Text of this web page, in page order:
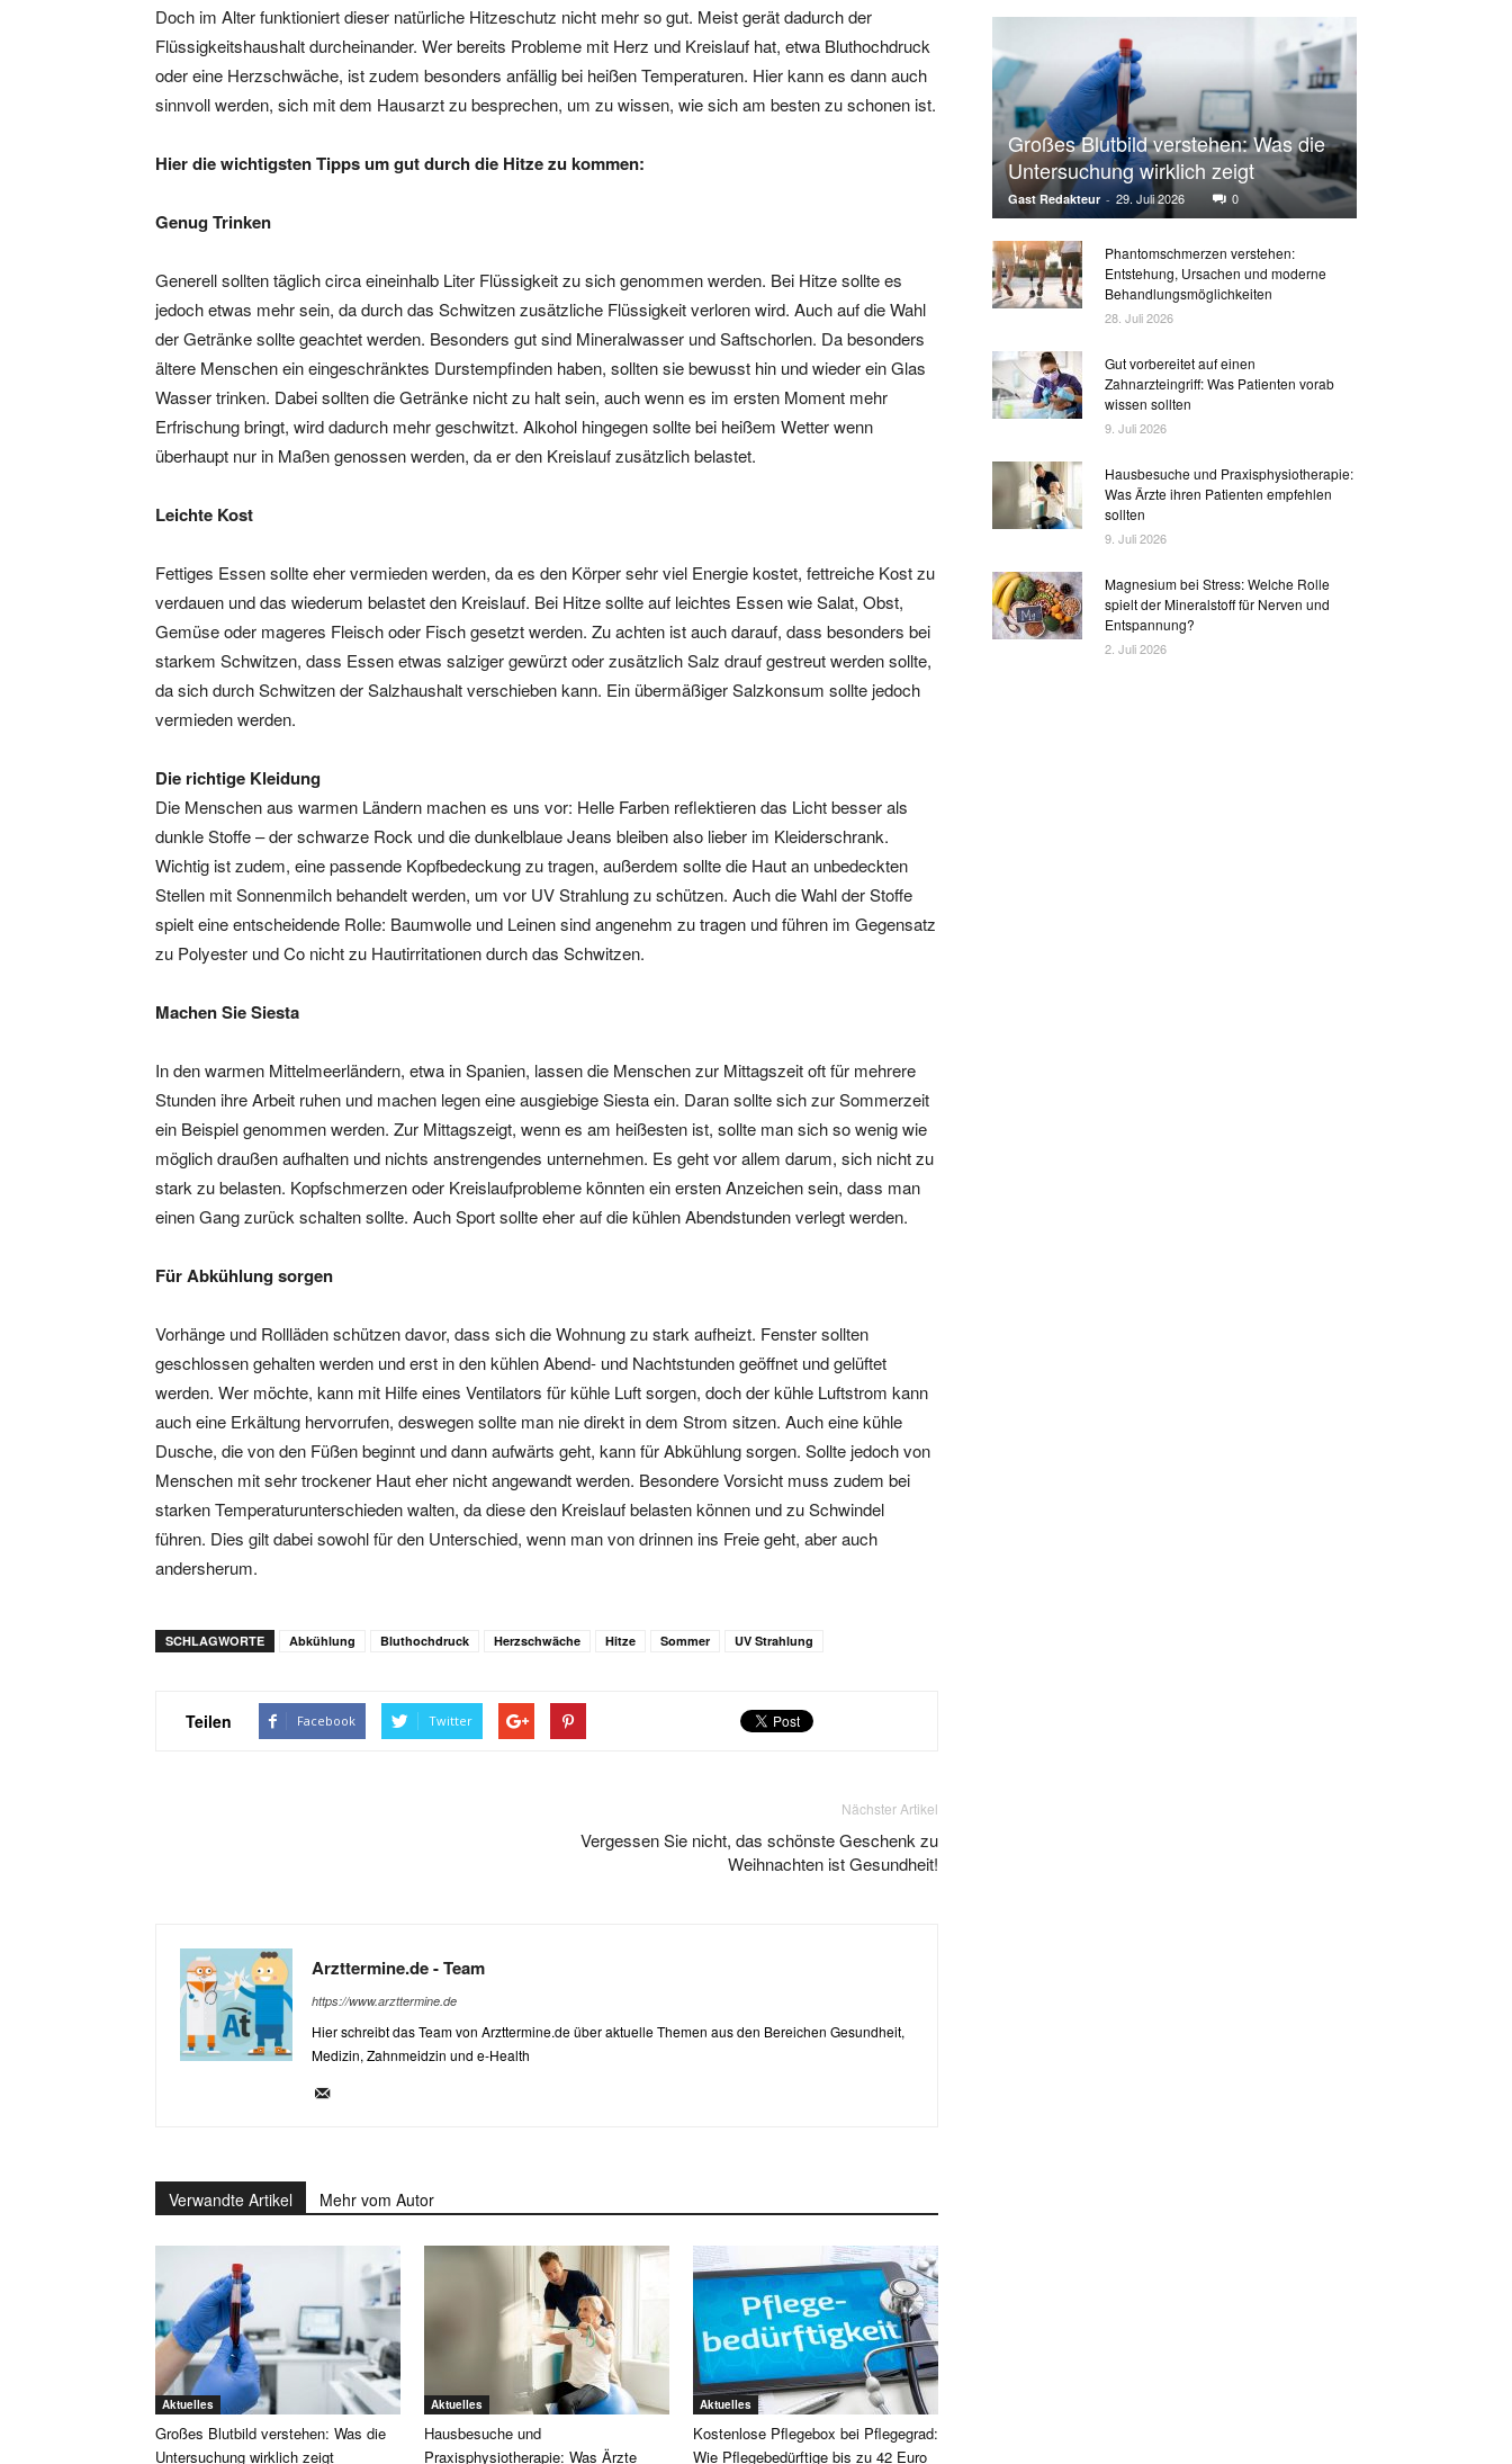
Doch im Alter funktioniert dieser natürliche Hitzeschutz nicht mehr so gut. Meist gerät dadurch der
Flüssigkeitshaushalt durcheinander. Wer bereits Probleme mit Herz und Kreislauf hat, etwa Bluthochdruck
oder eine Herzschwäche, ist zudem besonders anfällig bei heißen Temperaturen. Hier kann es dann auch
sinnvoll werden, sich mit dem Hausarzt zu besprechen, um zu wissen, wie sich am besten zu schonen ist.
Hier die wichtigsten Tipps um gut durch die Hitze zu kommen:
Genug Trinken
Generell sollten täglich circa eineinhalb Liter Flüssigkeit zu sich genommen werden. Bei Hitze sollte es
jedoch etwas mehr sein, da durch das Schwitzen zusätzliche Flüssigkeit verloren wird. Auch auf die Wahl
der Getränke sollte geachtet werden. Besonders gut sind Mineralwasser und Saftschorlen. Da besonders
ältere Menschen ein eingeschränktes Durstempfinden haben, sollten sie bewusst hin und wieder ein Glas
Wasser trinken. Dabei sollten die Getränke nicht zu halt sein, auch wenn es im ersten Moment mehr
Erfrischung bringt, wird dadurch mehr geschwitzt. Alkohol hingegen sollte bei heißem Wetter wenn
überhaupt nur in Maßen genossen werden, da er den Kreislauf zusätzlich belastet.
Leichte Kost
Fettiges Essen sollte eher vermieden werden, da es den Körper sehr viel Energie kostet, fettreiche Kost zu
verdauen und das wiederum belastet den Kreislauf. Bei Hitze sollte auf leichtes Essen wie Salat, Obst,
Gemüse oder mageres Fleisch oder Fisch gesetzt werden. Zu achten ist auch darauf, dass besonders bei
starkem Schwitzen, dass Essen etwas salziger gewürzt oder zusätzlich Salz drauf gestreut werden sollte,
da sich durch Schwitzen der Salzhaushalt verschieben kann. Ein übermäßiger Salzkonsum sollte jedoch
vermieden werden.
Die richtige Kleidung
Die Menschen aus warmen Ländern machen es uns vor: Helle Farben reflektieren das Licht besser als
dunkle Stoffe – der schwarze Rock und die dunkelblaue Jeans bleiben also lieber im Kleiderschrank.
Wichtig ist zudem, eine passende Kopfbedeckung zu tragen, außerdem sollte die Haut an unbedeckten
Stellen mit Sonnenmilch behandelt werden, um vor UV Strahlung zu schützen. Auch die Wahl der Stoffe
spielt eine entscheidende Rolle: Baumwolle und Leinen sind angenehm zu tragen und führen im Gegensatz
zu Polyester und Co nicht zu Hautirritationen durch das Schwitzen.
Machen Sie Siesta
In den warmen Mittelmeerländern, etwa in Spanien, lassen die Menschen zur Mittagszeit oft für mehrere
Stunden ihre Arbeit ruhen und machen legen eine ausgiebige Siesta ein. Daran sollte sich zur Sommerzeit
ein Beispiel genommen werden. Zur Mittagszeigt, wenn es am heißesten ist, sollte man sich so wenig wie
möglich draußen aufhalten und nichts anstrengendes unternehmen. Es geht vor allem darum, sich nicht zu
stark zu belasten. Kopfschmerzen oder Kreislaufprobleme könnten ein ersten Anzeichen sein, dass man
einen Gang zurück schalten sollte. Auch Sport sollte eher auf die kühlen Abendstunden verlegt werden.
Für Abkühlung sorgen
Vorhänge und Rollläden schützen davor, dass sich die Wohnung zu stark aufheizt. Fenster sollten
geschlossen gehalten werden und erst in den kühlen Abend- und Nachtstunden geöffnet und gelüftet
werden. Wer möchte, kann mit Hilfe eines Ventilators für kühle Luft sorgen, doch der kühle Luftstrom kann
auch eine Erkältung hervorrufen, deswegen sollte man nie direkt in dem Strom sitzen. Auch eine kühle
Dusche, die von den Füßen beginnt und dann aufwärts geht, kann für Abkühlung sorgen. Sollte jedoch von
Menschen mit sehr trockener Haut eher nicht angewandt werden. Besondere Vorsicht muss zudem bei
starken Temperaturunterschieden walten, da diese den Kreislauf belasten können und zu Schwindel
führen. Dies gilt dabei sowohl für den Unterschied, wenn man von drinnen ins Freie geht, aber auch
andersherum.
SCHLAGWORTE Abkühlung Bluthochdruck Herzschwäche Hitze Sommer UV Strahlung
Teilen Facebook Twitter
Nächster Artikel
Vergessen Sie nicht, das schönste Geschenk zu
Weihnachten ist Gesundheit!
Arzttermine.de - Team
https://www.arzttermine.de
Hier schreibt das Team von Arzttermine.de über aktuelle Themen aus den Bereichen Gesundheit,
Medizin, Zahnmeidzin und e-Health
Verwandte Artikel Mehr vom Autor
Aktuelles
Großes Blutbild verstehen: Was die
Untersuchung wirklich zeigt
Aktuelles
Hausbesuche und
Praxisphysiotherapie: Was Ärzte
Aktuelles
Kostenlose Pflegebox bei Pflegegrad:
Wie Pflegebedürftige bis zu 42 Euro
Großes Blutbild verstehen: Was die
Untersuchung wirklich zeigt
Gast Redakteur - 29. Juli 2026 0
Phantomschmerzen verstehen:
Entstehung, Ursachen und moderne
Behandlungsmöglichkeiten
28. Juli 2026
Gut vorbereitet auf einen
Zahnarzteingriff: Was Patienten vorab
wissen sollten
9. Juli 2026
Hausbesuche und Praxisphysiotherapie:
Was Ärzte ihren Patienten empfehlen
sollten
9. Juli 2026
Magnesium bei Stress: Welche Rolle
spielt der Mineralstoff für Nerven und
Entspannung?
2. Juli 2026